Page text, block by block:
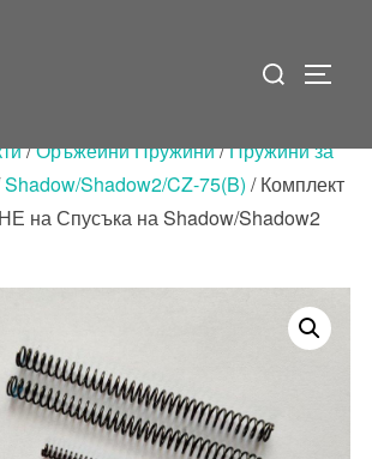
Search
/Оръжейни Пружини/Пружини за
Shadow/Shadow2/CZ-75(B) / Комплект
на Спусъка на Shadow/Shadow2